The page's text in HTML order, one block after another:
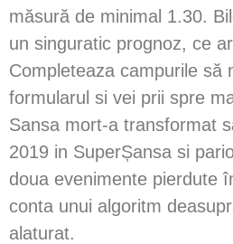
măsură de minimal 1.30.
un singuratic prognoz, ce
Completeaza campurile să
formularul si vei prii spre
Sansa mort-a transformat
2019 in SuperȘansa si
doua evenimente pierdute
conta unui algoritm
alaturat.